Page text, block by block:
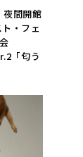
間開館
・フェ
「匂う